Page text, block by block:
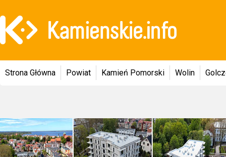
Strona Główna Powiat Kamień Pomorski Wolin